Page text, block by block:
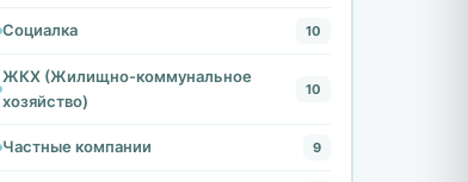
Социалка 10
ЖКХ (Жилищно-коммунальное
хозяйство)
10
Частные компании 9